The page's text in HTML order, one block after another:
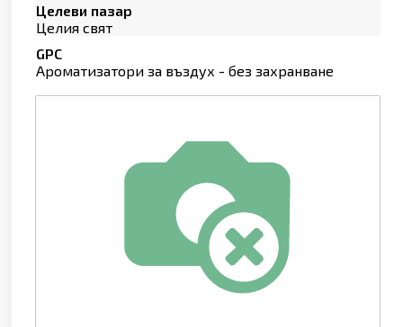
Целеви пазар
Целия свят
GPC
Ароматизатори за въздух - без захранване